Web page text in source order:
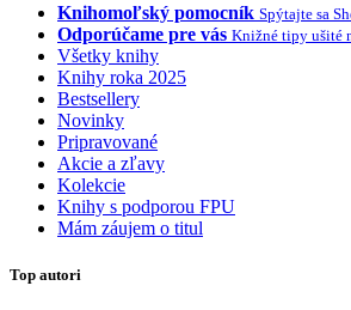
Knihomoľský pomocník Spýtajte sa
Odporúčame pre vás Knižné tipy ušité
Všetky knihy
Knihy roka 2025
Bestsellery
Novinky
Pripravované
Akcie a zľavy
Kolekcie
Knihy s podporou FPU
Mám záujem o titul
Top autori